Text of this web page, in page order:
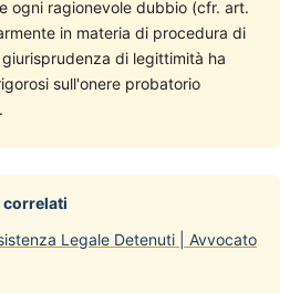
ogni ragionevole dubbio (cfr. art.
in materia di procedura di
di legittimità ha
sull'onere probatorio
correlati
Legale Detenuti | Avvocato